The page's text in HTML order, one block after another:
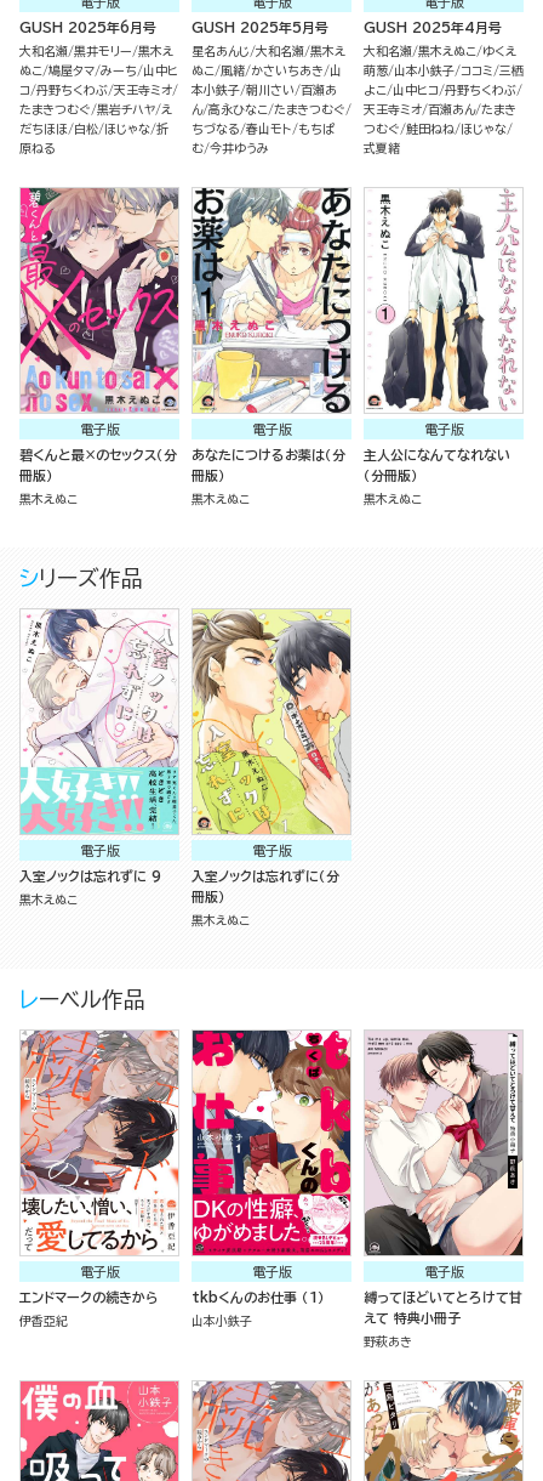
GUSH 2025年6月号
大和名瀬 黒井モリー 黒木え
ぬこ 鳩屋タマ みーち
山中ヒ
コ 丹野ちくわぶ 天王寺ミオ
たまきつむぐ 黒岩チハヤ え
だちほほ
白松 ほじゃな 折
原ねる
GUSH 2025年5月号
星名あんじ 大和名瀬 黒木え
ぬこ
風緒 かさいちあき
山
本小鉄子 朝川さい 百瀬あ
ん 高永ひなこ たまきつむぐ
ちづなる 春山モト
もちぱ
む 今井ゆうみ
GUSH 2025年4月号
大和名瀬 黒木えぬこ
ゆくえ
萌葱 山本小鉄子 ココミ 三栖
よこ
山中ヒコ 丹野ちくわぶ
天王寺ミオ 百瀬あん たまき
つむぐ 鮭田ねね
ほじゃな
式夏緒
電子版
碧くんと最×のセックス（分
冊版）
黒木えぬこ
電子版
あなたにつけるお薬は（分
冊版）
黒木えぬこ
電子版
主人公になんてなれない
（分冊版）
黒木えぬこ
シリーズ作品
電子版
入室ノックは忘れずに 9
黒木えぬこ
電子版
入室ノックは忘れずに（分
冊版）
黒木えぬこ
レーベル作品
電子版
エンドマークの続きから
伊香亞紀
電子版
tkbくんのお仕事 （1）
山本小鉄子
電子版
縛ってほどいてとろけて甘
えて 特典小冊子
野萩あき